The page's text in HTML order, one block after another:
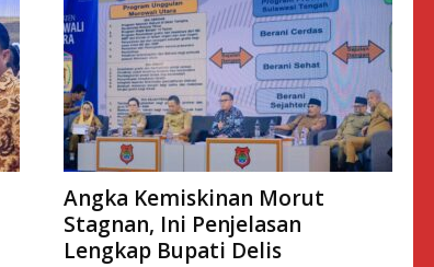
Angka Kemiskinan Morut
Stagnan, Ini Penjelasan
Lengkap Bupati Delis